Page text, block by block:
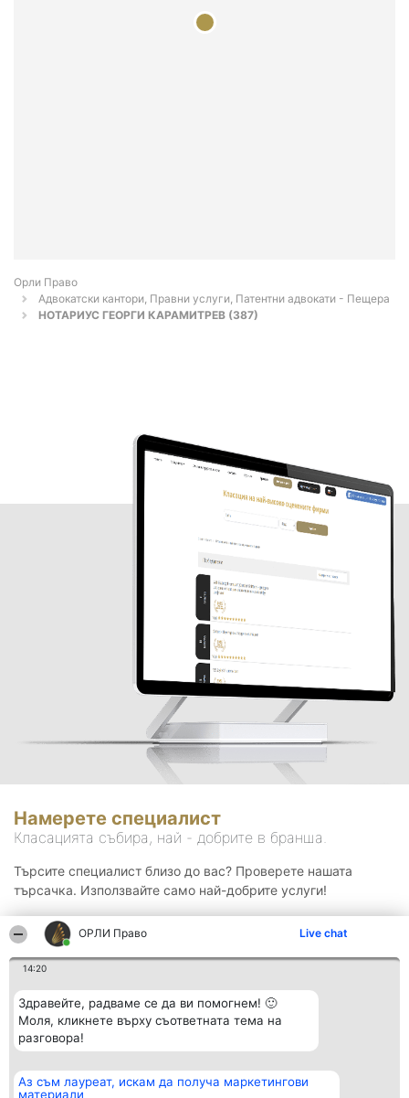
ОРЛИ Право Live chat
14:20
Здравейте, радваме се да ви помогнем! 🙂
Моля, кликнете върху съответната тема на
разговора!
Аз съм лауреат, искам да получа маркетингови
материали
Орли Право
Адвокатски кантори, Правни услуги, Патентни адвокати - Пещера
НОТАРИУС ГЕОРГИ КАРАМИТРЕВ (387)
Намерете специалист
Класацията събира, най - добрите в бранша.
Търсите специалист близо до вас? Проверете нашата
търсачка. Използвайте само най-добрите услуги!
Организатор на
класиране
Класация Контакти